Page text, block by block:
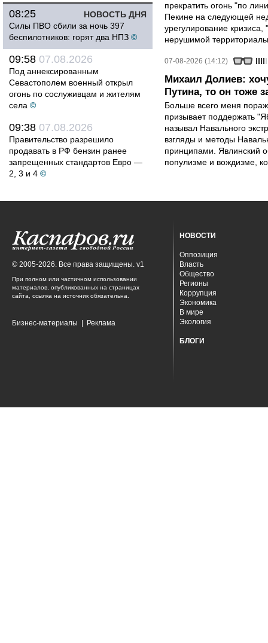
НОВОСТЬ ДНЯ
08:25
Силы ПВО сбили за ночь 397
беспилотников: горят два НПЗ ©
09:58 07.08.2026
Под аннексированным
Севастополем военный открыл
огонь по сослуживцам и жителям
села ©
09:38 07.08.2026
Правительство разрешило
продавать в РФ бензин ранее
запрещенных стандартов Евро —
2, 3 и 4 ©
прекратить огонь "по
Пекине на следующей
урегулирование
нерушимой
07-08-2026 (14:12)
Михаил Долиев:
Путина, то он тоже
Больше всего меня
призывает поддержать
называл Навального
взгляды и методы
принципами. Явлинский
популизме и вождизме,
© 2005-2026. Все права защищены. v1
При полном или частичном использовании
материалов, опубликованных на страницах
сайта, ссылка на источник обязательна.
Бизнес-материалы Реклама
НОВОСТИ
Оппозиция
Власть
Общество
Регионы
Коррупция
Экономика
В мире
Экология
БЛОГИ